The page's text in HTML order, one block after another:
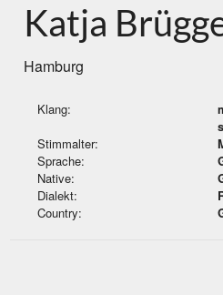
Katja
Hamburg
Klang:
Stimmalter:
Sprache:
Native:
Dialekt:
Country: